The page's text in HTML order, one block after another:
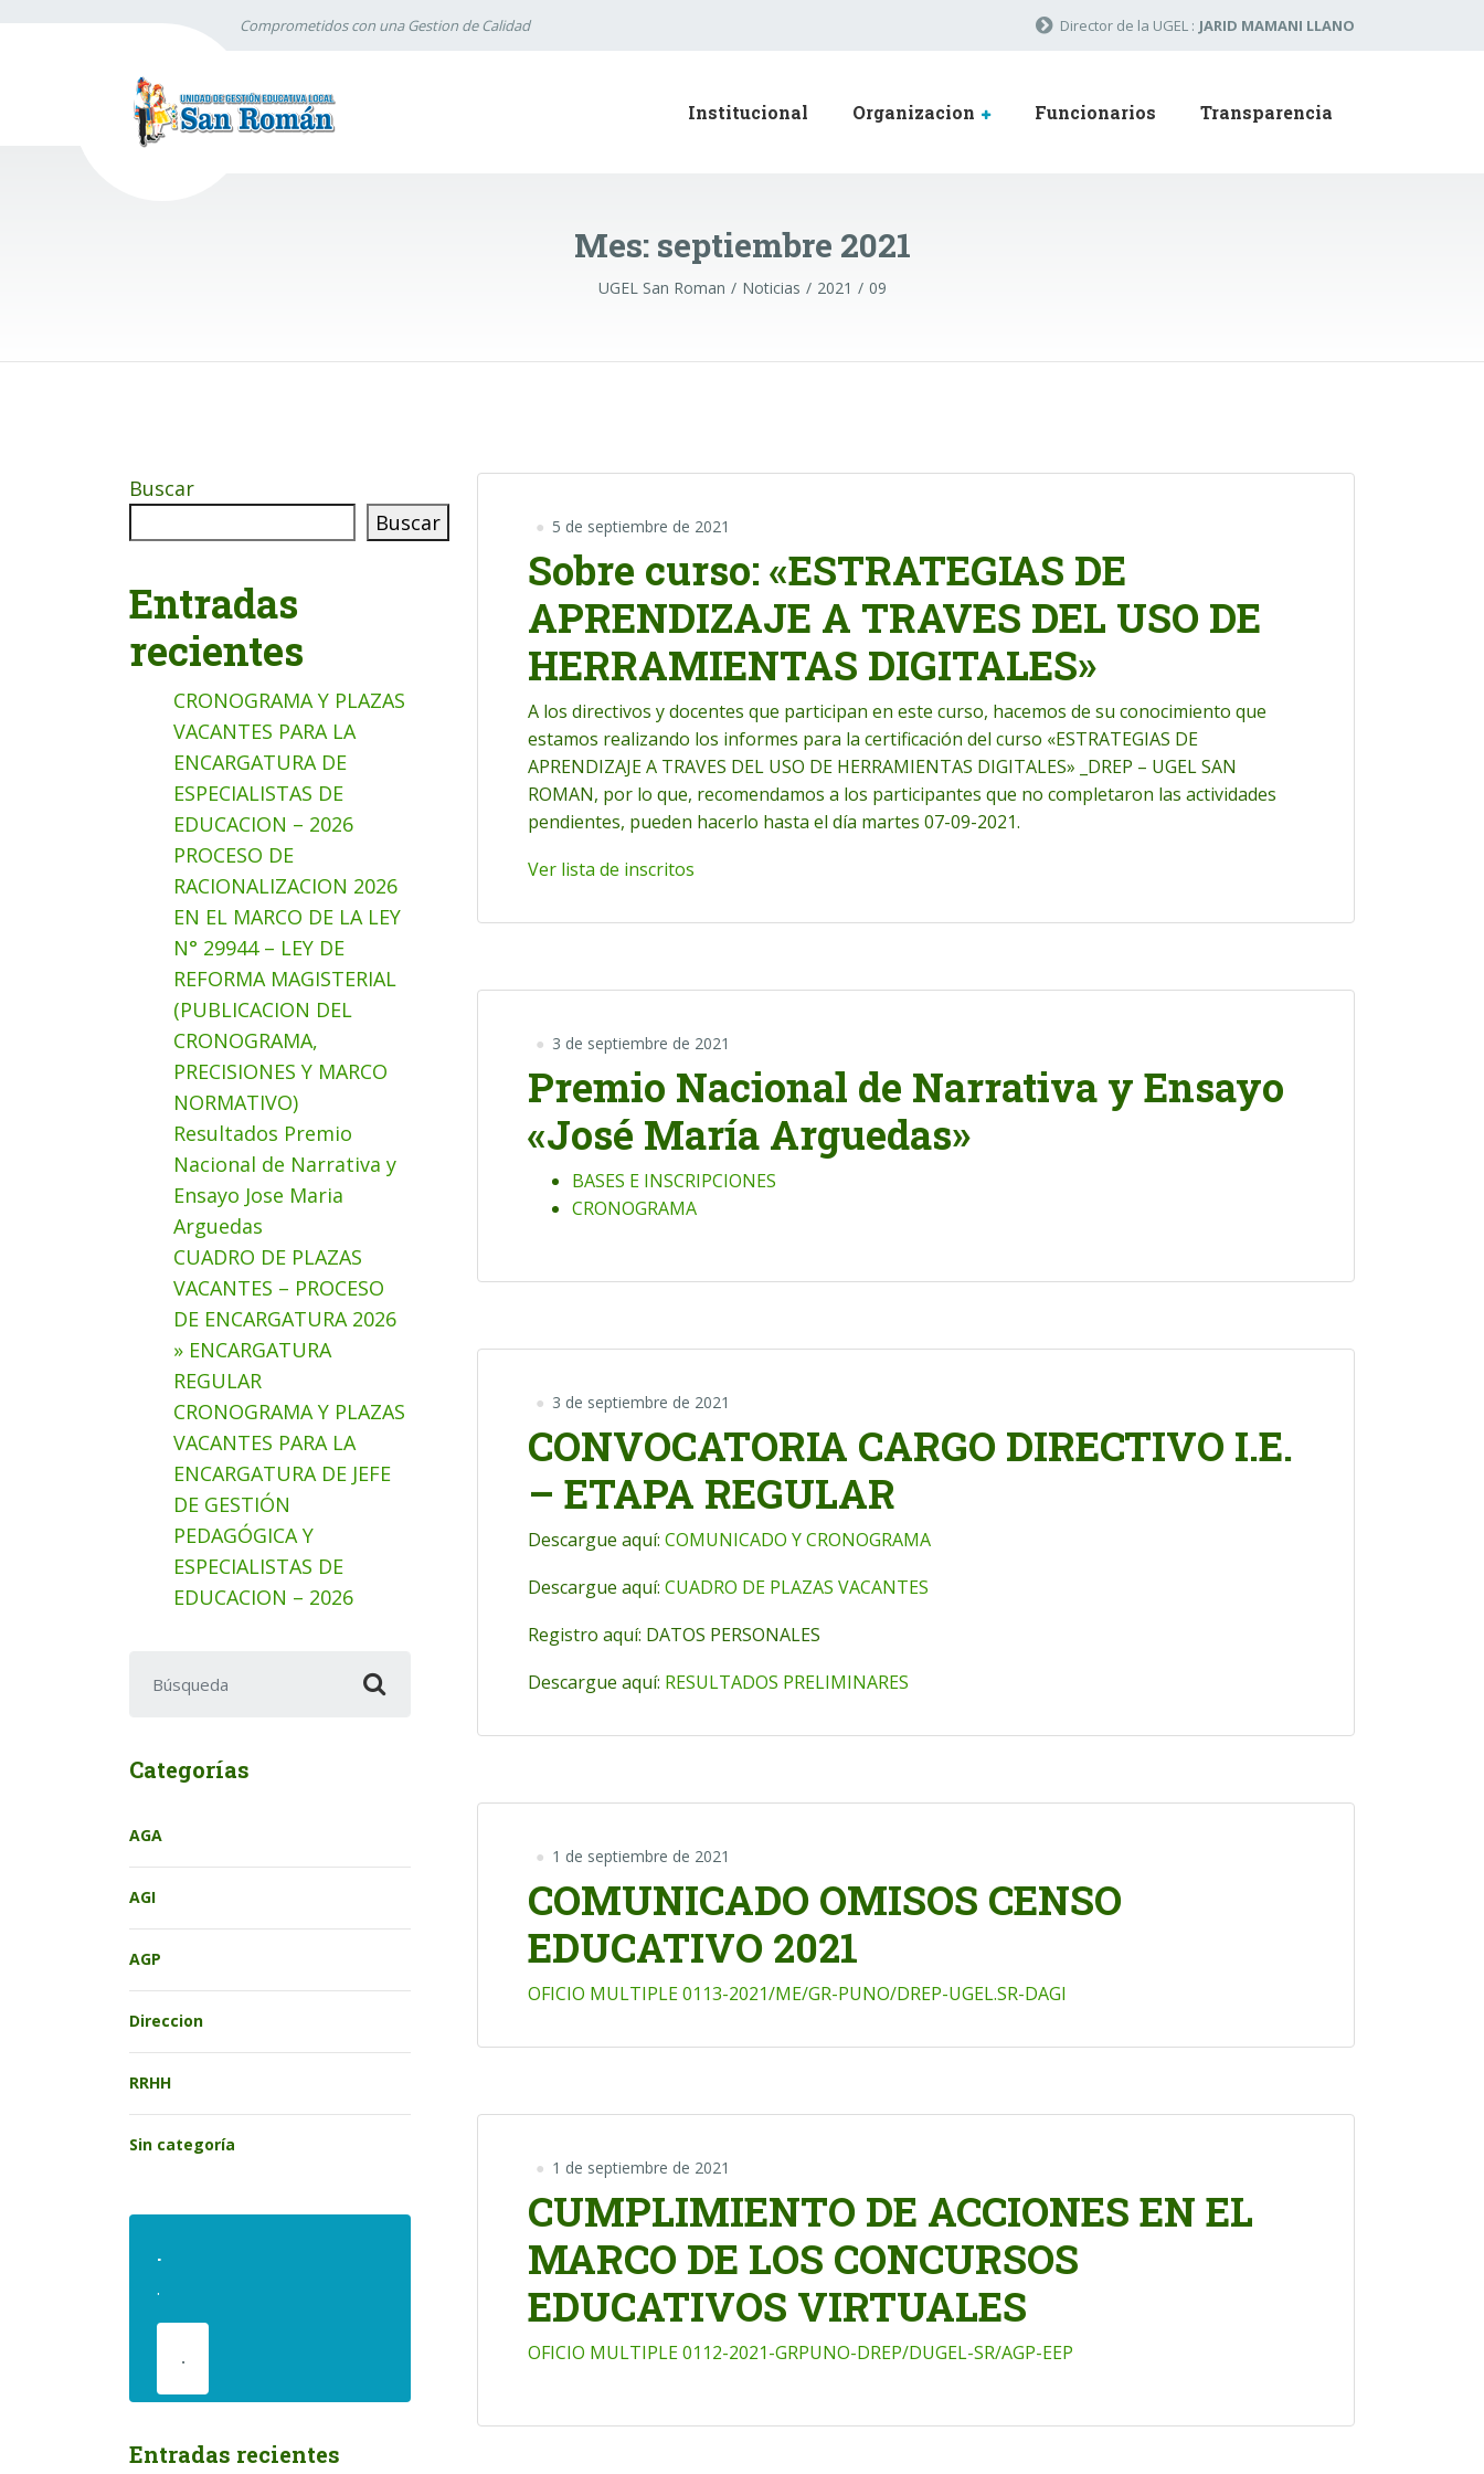
Comprometidos con una Gestion de Calidad Director de la UGEL : JARID MAMANI LLANO
Institucional Organizacion Funcionarios Transparencia
Mes: septiembre 2021
UGEL San Roman Noticias 2021 09
5 de septiembre de 2021
Sobre curso: «ESTRATEGIAS DE
APRENDIZAJE A TRAVES DEL USO DE
HERRAMIENTAS DIGITALES»
A los directivos y docentes que participan en este curso, hacemos de su conocimiento que
estamos realizando los informes para la certificación del curso «ESTRATEGIAS DE
APRENDIZAJE A TRAVES DEL USO DE HERRAMIENTAS DIGITALES» _DREP – UGEL SAN
ROMAN, por lo que, recomendamos a los participantes que no completaron las actividades
pendientes, pueden hacerlo hasta el día martes 07-09-2021.
Ver lista de inscritos
3 de septiembre de 2021
Premio Nacional de Narrativa y Ensayo
«José María Arguedas»
BASES E INSCRIPCIONES
CRONOGRAMA
3 de septiembre de 2021
CONVOCATORIA CARGO DIRECTIVO I.E.
– ETAPA REGULAR
Descargue aquí: COMUNICADO Y CRONOGRAMA
Descargue aquí: CUADRO DE PLAZAS VACANTES
Registro aquí: DATOS PERSONALES
Descargue aquí: RESULTADOS PRELIMINARES
1 de septiembre de 2021
COMUNICADO OMISOS CENSO
EDUCATIVO 2021
OFICIO MULTIPLE 0113-2021/ME/GR-PUNO/DREP-UGEL.SR-DAGI
1 de septiembre de 2021
CUMPLIMIENTO DE ACCIONES EN EL
MARCO DE LOS CONCURSOS
EDUCATIVOS VIRTUALES
OFICIO MULTIPLE 0112-2021-GRPUNO-DREP/DUGEL-SR/AGP-EEP
Buscar
Buscar
Entradas
recientes
CRONOGRAMA Y PLAZAS
VACANTES PARA LA
ENCARGATURA DE
ESPECIALISTAS DE
EDUCACION – 2026
PROCESO DE
RACIONALIZACION 2026
EN EL MARCO DE LA LEY
N° 29944 – LEY DE
REFORMA MAGISTERIAL
(PUBLICACION DEL
CRONOGRAMA,
PRECISIONES Y MARCO
NORMATIVO)
Resultados Premio
Nacional de Narrativa y
Ensayo Jose Maria
Arguedas
CUADRO DE PLAZAS
VACANTES – PROCESO
DE ENCARGATURA 2026
» ENCARGATURA
REGULAR
CRONOGRAMA Y PLAZAS
VACANTES PARA LA
ENCARGATURA DE JEFE
DE GESTIÓN
PEDAGÓGICA Y
ESPECIALISTAS DE
EDUCACION – 2026
Categorías
AGA
AGI
AGP
Direccion
RRHH
Sin categoría
.
.
.
Entradas recientes